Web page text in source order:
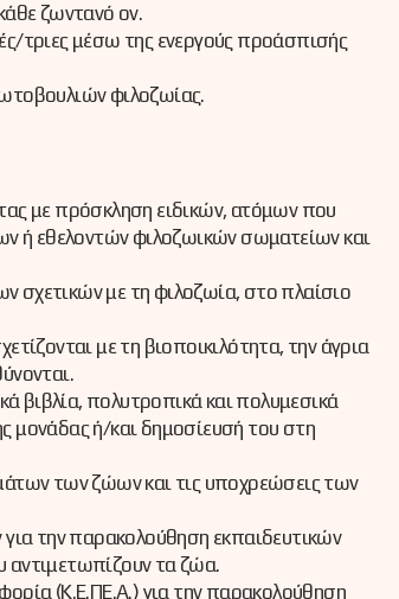
ζωντανό ον.
τριες μέσω της ενεργούς προάσπισής
φιλοζωίας.
με πρόσκληση ειδικών, ατόμων που
ή εθελοντών φιλοζωικών σωματείων και
σχετικών με τη φιλοζωία, στο πλαίσιο
με τη βιοποικιλότητα, την άγρια
βιβλία, πολυτροπικά και πολυμεσικά
μονάδας ή/και δημοσίευσή του στη
των ζώων και τις υποχρεώσεις των
την παρακολούθηση εκπαιδευτικών
τα ζώα.
(Κ.Ε.ΠΕ.Α.) για την παρακολούθηση